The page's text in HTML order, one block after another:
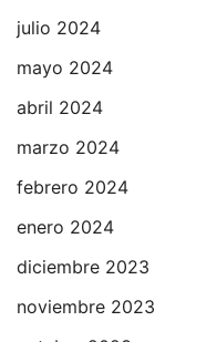
julio 2024
mayo 2024
abril 2024
marzo 2024
febrero 2024
enero 2024
diciembre 2023
noviembre 2023